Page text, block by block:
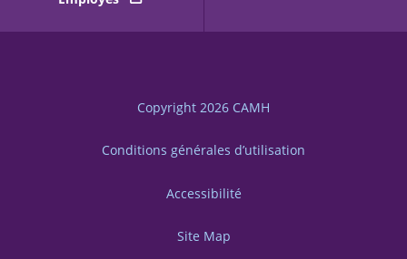
Copyright 2026 CAMH
Conditions générales d’utilisation
Accessibilité
Site Map